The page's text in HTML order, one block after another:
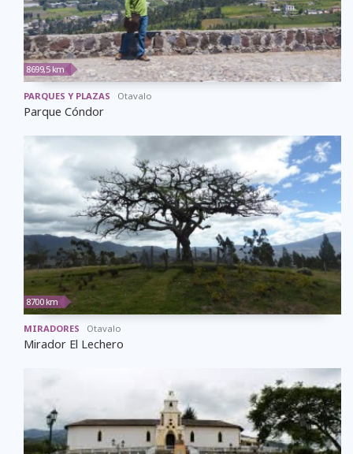
8699,5 km
PARQUES Y PLAZAS Otavalo
Parque Cóndor
8700 km
MIRADORES Otavalo
Mirador El Lechero